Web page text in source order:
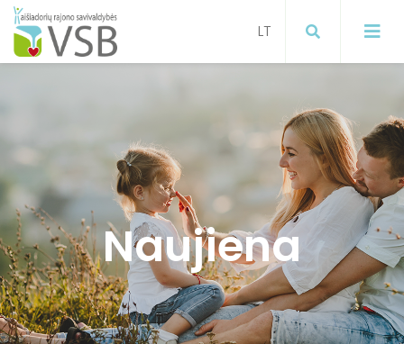
Mokymai
Projektai
Paslaugos gyventojams
Visuomenės sveikatos stiprinimas
ugdymo įstaigose
Visuomenės sveikatos stiprinimas
Visuomenės sveikatos stiprinimas
Informacija gyventojams apie
koronavirusą
Naujiena